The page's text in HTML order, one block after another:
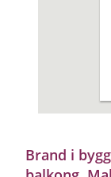
Brand i